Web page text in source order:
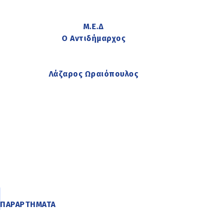
Μ.Ε.Δ
Ο Αντιδήμαρχος
Λάζαρος Ωραιόπουλος
ΠΑΡΑΡΤΗΜΑΤΑ